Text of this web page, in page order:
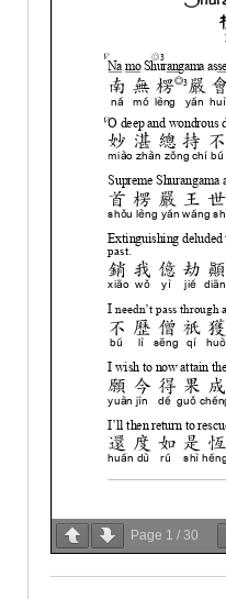
Page 1 / 30